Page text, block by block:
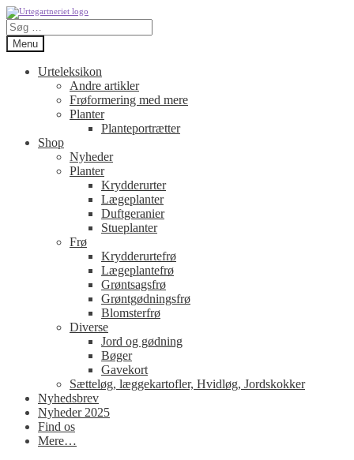
Spring
til
navigation
Spring
til
indhold
Søg
efter:
Menu
Urteleksikon
Andre artikler
Frøformering med mere
Planter
Planteportrætter
Shop
Nyheder
Planter
Krydderurter
Lægeplanter
Duftgeranier
Stueplanter
Frø
Krydderurtefrø
Lægeplantefrø
Grøntsagsfrø
Grøntgødningsfrø
Blomsterfrø
Diverse
Jord og gødning
Bøger
Gavekort
Sætteløg, læggekartofler, Hvidløg, Jordskokker
Nyhedsbrev
Nyheder 2025
Find os
Mere…